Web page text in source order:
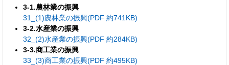
3-1.農林業の振興
31_(1)農林業の振興(PDF 約741KB)
3-2.水産業の振興
32_(2)水産業の振興(PDF 約284KB)
3-3.商工業の振興
33_(3)商工業の振興(PDF 約495KB)